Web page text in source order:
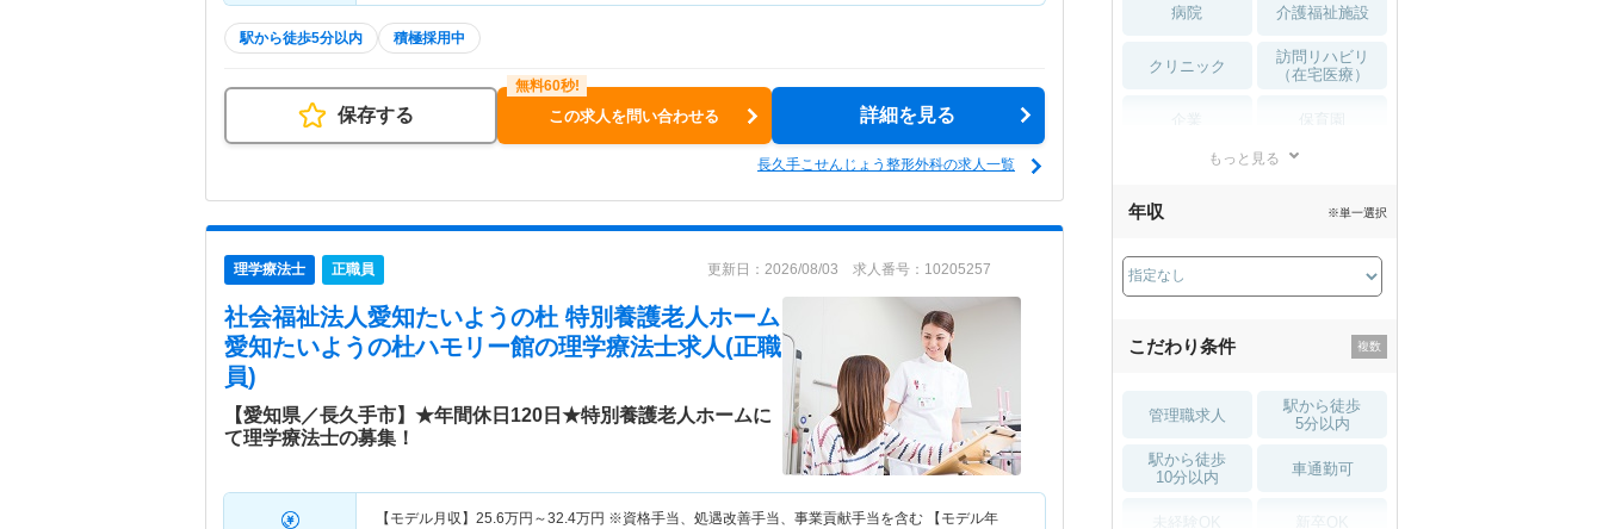
駅から徒歩5分以内 積極採用中
保存する この求人を問い合わせる 詳細を見る
長久手こせんじょう整形外科の求人一覧
理学療法士 正職員 更新日：2026/08/03 求人番号：10205257
社会福祉法人愛知たいようの杜 特別養護老人ホーム
愛知たいようの杜ハモリー館の理学療法士求人(正職
員)
【愛知県／長久手市】★年間休日120日★特別養護老人ホームに
て理学療法士の募集！
【モデル月収】 25.6万円～32.4万円 ※資格手当、処遇改善手当、事業貢献手当を含む 【モデル年
病院 介護福祉施設
クリニック
訪問リハビリ
（在宅医療）
薬局・
もっと見る
年収 ※単一選択
こだわり条件
管理職求人
駅から徒歩
5分以内
駅から徒歩
10分以内
車通勤可